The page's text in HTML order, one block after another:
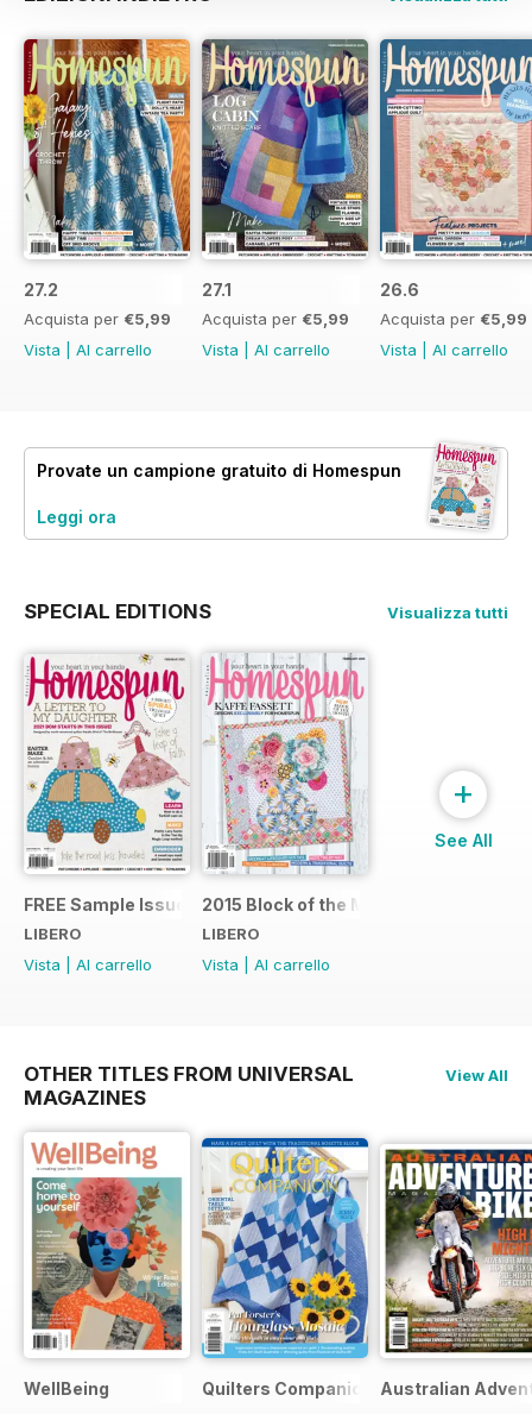
27.2
Acquista per €5,99
Vista
Al carrello
27.1
Acquista per €5,99
Vista
Al carrello
26.6
Acquista per €5,99
Vista
Al carrello
Provate un campione gratuito di Homespun
Leggi ora
SPECIAL EDITIONS Visualizza tutti
FREE Sample Issue
LIBERO
Vista
Al carrello
2015 Block of the Month Sneak Peek
LIBERO
Vista
Al carrello
+
See All
OTHER TITLES FROM UNIVERSAL
MAGAZINES
View All
WellBeing Quilters Companion Australian